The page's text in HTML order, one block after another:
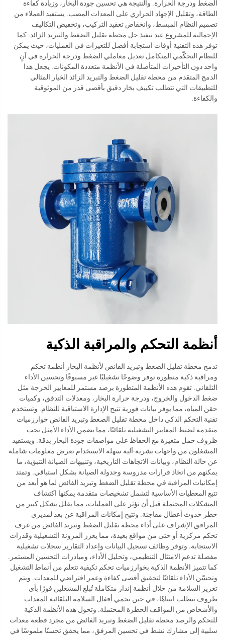
الضغط ودرجة الحرارة. والنتيجة هي تحسين جودة البخار، وزيادة كفاءة
الطاقة، وتقليل الإجهاد الحراري على المعدات المصب. يستفيد العملاء من
تصميم النظام المبسط، وانخفاض تعقيد التركيب، وتخفيض التكاليف
الإجمالية للمشروع عند تنفيذ حل محطة تقليل الضغط والتبريد الزائد. كما
توفر هذه التقنية أوقات استجابة أفضل للتغيرات في العمليات، حيث يمكن
للنظام التحكّمي المتكامل تعديل معاملي الضغط ودرجة الحرارة في آنٍ
واحد دون التأخيرات المتأصلة في الأنظمة متعددة المكونات. يجعل هذا
الدمج المتقدم من محطة تقليل الضغط والتبريد الزائد الخيار المثالي
للتطبيقات التي تتطلب تكييف بخار دقيق بأقصى قدر من الموثوقية
والكفاءة.
أنظمة التحكم والمراقبة الذكية
تدمج محطة تقليل الضغط وتبريد الفائض لأنظمة البخار أنظمة تحكم
ومراقبة ذكية متطورة توفر وضوحًا تشغيليًا غير مسبوقًا وتحسين الأداء
التلقائي. تقوم هذه الأنظمة المتطورة برصد مستمر للمعايير الحرجة مثل
ضغط الدخول والخروج، ودرجة حرارة البخار، ومعدلات التدفق، وكميات
حقن المياه، مما يوفر بيانات فورية تتيح الإدارة الاستباقية للنظام. وتستخدم
تقنية التحكم الذكي داخل محطة تقليل الضغط وتبريد الفائض خوارزميات
متقدمة لضبط المعايير التشغيلية تلقائيًا، مما يضمن الأداء الأمثل تحت
ظروف حمل متغيرة مع الحفاظ على مواصفات جودة البخار بدقة. ويستفيد
المشغلون من واجهات بشرية-آلية سهلة الاستخدام تعرض معلومات شاملة
عن حالة النظام، وبيانات الاتجاهات التاريخية، وتنبيهات الصيانة التنبؤية، ما
يمكنهم من اتخاذ قرارات مدروسة وجدولة الصيانة بشكل استباقي. وتمتد
إمكانيات المراقبة في محطة تقليل الضغط وتبريد الفائض لما هو أبعد من
تتبع المعطيات الأساسية لتشمل تشخيصات متقدمة يمكنها اكتشاف
المشكلات المحتملة قبل أن تؤثر على العمليات، مما يقلل بشكل كبير من
خطر حدوث أعطال مفاجئة. وتتيح إمكانات المراقبة عن بعد لمديري
المرافق الإشراف على أداء محطة تقليل الضغط وتبريد الفائض من غرف
تحكم مركزية أو حتى من مواقع بعيدة، مما يعزز المرونة التشغيلية وقدرات
الاستجابة. وتوفر وظائف تسجيل البيانات وإعداد التقارير سجلات تشغيلية
مفصلة تدعم الامتثال التنظيمي، وتحليل الأداء، ومبادرات التحسين المستمر.
كما تتميز الأنظمة الذكية بخوارزميات تحكم تكيفية تتعلم من أنماط التشغيل
وتحسّن الأداء تلقائيًا لتحقيق أقصى كفاءة وعمر افتراضي للمعدات. ويتم
تعزيز السلامة من خلال أنظمة إنذار متكاملة تُبلغ المشغلين فورًا بأي
ظروف تتطلب انتباهًا، في حين تحمي أقفال السلامة التلقائية المعدات
والأشخاص من المواقف الخطرة المحتملة. وتحول هذه الأنظمة الذكية
للتحكم والرصد محطة تقليل الضغط وتبريد الفائض من مجرد قطعة معدات
سلبية إلى مشارك نشط في تحسين المرفق، مما يحقق تحسنًا ملموسًا في